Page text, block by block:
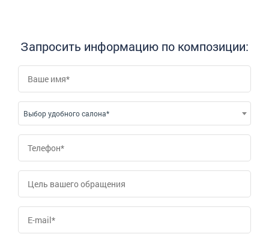
Запросить информацию по композиции:
Выбор удобного салона*